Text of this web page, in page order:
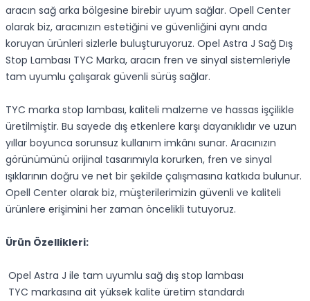
aracın sağ arka bölgesine birebir uyum sağlar. Opell Center
olarak biz, aracınızın estetiğini ve güvenliğini aynı anda
koruyan ürünleri sizlerle buluşturuyoruz. Opel Astra J Sağ Dış
Stop Lambası TYC Marka, aracın fren ve sinyal sistemleriyle
tam uyumlu çalışarak güvenli sürüş sağlar.
TYC marka stop lambası, kaliteli malzeme ve hassas işçilikle
üretilmiştir. Bu sayede dış etkenlere karşı dayanıklıdır ve uzun
yıllar boyunca sorunsuz kullanım imkânı sunar. Aracınızın
görünümünü orijinal tasarımıyla korurken, fren ve sinyal
ışıklarının doğru ve net bir şekilde çalışmasına katkıda bulunur.
Opell Center olarak biz, müşterilerimizin güvenli ve kaliteli
ürünlere erişimini her zaman öncelikli tutuyoruz.
Ürün Özellikleri:
Opel Astra J ile tam uyumlu sağ dış stop lambası
TYC markasına ait yüksek kalite üretim standardı